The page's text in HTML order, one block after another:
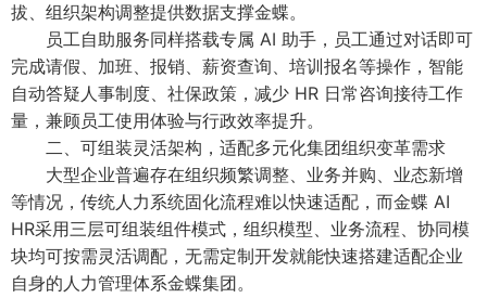
拔、组织架构调整提供数据支撑金蝶。
员工自助服务同样搭载专属 AI 助手，员工通过对话即可
完成请假、加班、报销、薪资查询、培训报名等操作，智能
自动答疑人事制度、社保政策，减少 HR 日常咨询接待工作
量，兼顾员工使用体验与行政效率提升。
二、可组装灵活架构，适配多元化集团组织变革需求
大型企业普遍存在组织频繁调整、业务并购、业态新增
等情况，传统人力系统固化流程难以快速适配，而金蝶 AI
HR采用三层可组装组件模式，组织模型、业务流程、协同模
块均可按需灵活调配，无需定制开发就能快速搭建适配企业
自身的人力管理体系金蝶集团。